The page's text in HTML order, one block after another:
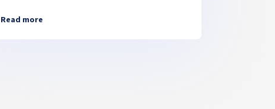
Read more